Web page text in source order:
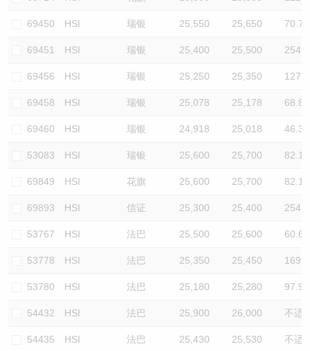
69450 HSI 瑞银 25,550 25,650 70.7
69451 HSI 瑞银 25,400 25,500 254.5
69456 HSI 瑞银 25,250 25,350 127.3
69458 HSI 瑞银 25,078 25,178 68.8
69460 HSI 瑞银 24,918 25,018 46.3
53083 HSI 瑞银 25,600 25,700 82.1
69849 HSI 花旗 25,600 25,700 82.1
69893 HSI 信证 25,300 25,400 254.5
53767 HSI 法巴 25,500 25,600 60.6
53778 HSI 法巴 25,350 25,450 169.7
53780 HSI 法巴 25,180 25,280 97.9
54432 HSI 法巴 25,900 26,000 不适
54435 HSI 法巴 25,430 25,530 不适